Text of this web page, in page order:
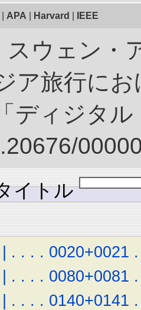
APA Harvard IEEE
ウェン・
ア旅行にお
ディジタ
イトル
| . . . . 0020+0021 .
| . . . . 0080+0081 .
| . . . . 0140+0141 .